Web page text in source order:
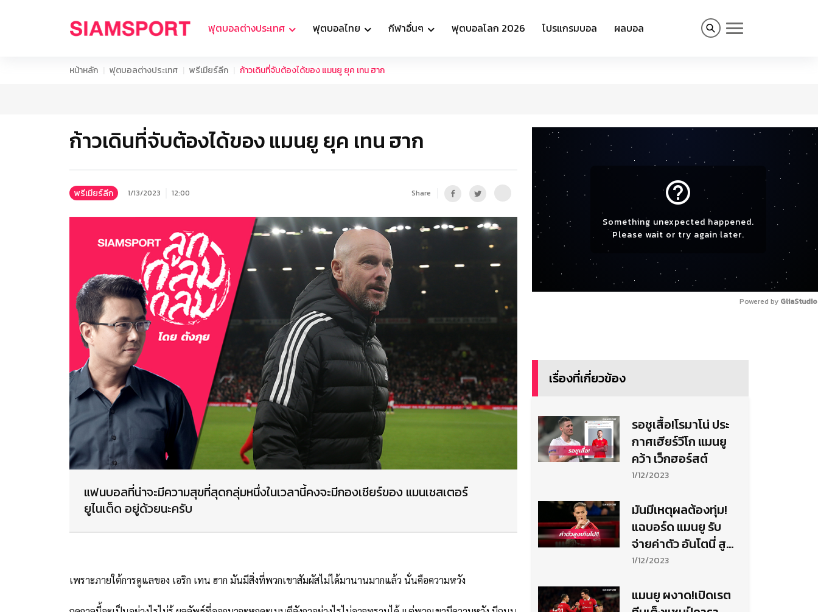
ฟุตบอลต่างประเทศ ฟุตบอลไทย กีฬาอื่นๆ ฟุตบอลโลก 2026 โปรแกรมบอล ผลบอล
หน้าหลัก ฟุตบอลต่างประเทศ พรีเมียร์ลีก ก้าวเดินที่จับต้องได้ของ แมนยู ยุค เทน ฮาก
ก้าวเดินที่จับต้องได้ของ แมนยู ยุค เทน ฮาก
พรีเมียร์ลีก 1/13/2023 12:00 Share
แฟนบอลที่น่าจะมีความสุขที่สุดกลุ่มหนึ่งในเวลานี้คงจะมีกองเชียร์ของ แมนเชสเตอร์
ยูไนเต็ด อยู่ด้วยนะครับ
เพราะภายใต้การดูแลของ เอริก เทน ฮาก มันมีสิ่งที่พวกเขาสัมผัสไม่ได้มานานมากแล้ว นั่นคือความหวัง
help_outline
Something unexpected happened.
Please wait or try again later.
Powered by
เรื่องที่เกี่ยวข้อง
รอชูเสื้อ!โรมาโน่ ประ
กาศเฮียร์วีโก แมนยู
คว้า เว็กฮอร์สต์
1/12/2023
มันมีเหตุผลต้องทุ่ม!
แฉบอร์ด แมนยู รับ
จ่ายค่าตัว อันโตนี่ สูง
เกินไป
1/12/2023
แมนยู ผงาด!เปิดเรต